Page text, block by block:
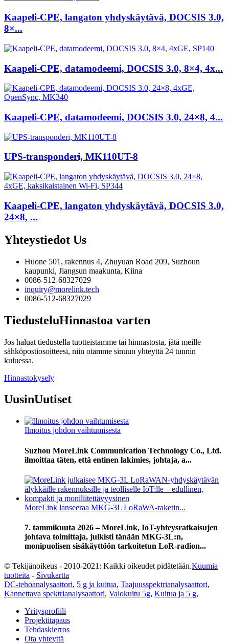
Kaapeli-CPE, langaton yhdyskäytävä, DOCSIS 3.0,
8×...
Kaapeli-CPE, datamodeemi, DOCSIS 3.0, 8×4, 4x...
Kaapeli-CPE, datamodeemi, DOCSIS 3.0, 24×8, 4...
UPS-transponderi, MK110UT-8
Kaapeli-CPE, langaton yhdyskäytävä, DOCSIS 3.0,
24×8, ...
Yhteystiedot Us
Huone 501, rakennus 4, Zhuyuan Road 209, Suzhoun
kaupunki, Jiangsun maakunta, Kiina
0086-512-68327029
inquiry@morelink.tech
0086-512-68327029
TiedusteluHinnastoa varten
Jos haluat tiedustella tuotteistamme tai hinnastosta, jätä meille
sähköpostiosoitteesi, niin otamme sinuun yhteyttä 24 tunnin
kuluessa.
Hinnastokysely
UusinUutiset
Ilmoitus johdon vaihtumisesta
Suzhou MoreLink Communication Technology Co., Ltd.
ilmoittaa täten, että entinen lakimies, johtaja, a...
MoreLink lanseeraa MKG-3L LoRaWA-raketin...
7. tammikuuta 2026 – MoreLink, IoT-yhteysratkaisujen
johtava toimittaja, julkisti tänään MKG-3L:n,
monipuolisen sisäkäyttöön tarkoitetun LoR-radion...
© Tekijänoikeus - 2010-2021: Kaikki oikeudet pidätetään.Kuumia
tuotteita - Sivukartta
DC-tehoanalysaattori, 5 g ja kuitua, Taajuusspektrianalysaattori,
Kannettava spektrianalysaattori, Valokuitu 5g, Kuitua ja 5 g,
Yritysprofiili
Projektitapaus
Tehdaskierros
Ota yhteyttä